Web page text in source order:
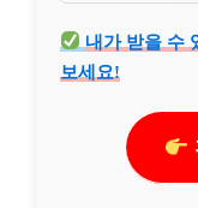
내가 받을 수
보세요!